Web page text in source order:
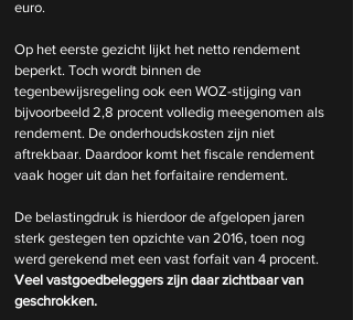
euro.
Op het eerste gezicht lijkt het netto rendement
beperkt. Toch wordt binnen de
tegenbewijsregeling ook een WOZ-stijging van
bijvoorbeeld 2,8 procent volledig meegenomen als
rendement. De onderhoudskosten zijn niet
aftrekbaar. Daardoor komt het fiscale rendement
vaak hoger uit dan het forfaitaire rendement.
De belastingdruk is hierdoor de afgelopen jaren
sterk gestegen ten opzichte van 2016, toen nog
werd gerekend met een vast forfait van 4 procent.
Veel vastgoedbeleggers zijn daar zichtbaar van
geschrokken.